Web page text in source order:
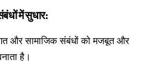
में सुधार:
और सामाजिक संबंधों को मजबूत और
है।